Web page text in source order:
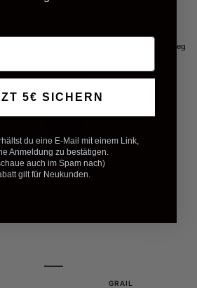
für
Carbon Spiegelkappen aus PrePreg
(F80/F82/F87C)
GRAIL
5€ SICHERN
du eine E-Mail mit einem Link,
Anmeldung zu bestätigen.
auch im Spam nach)
gilt für Neukunden.